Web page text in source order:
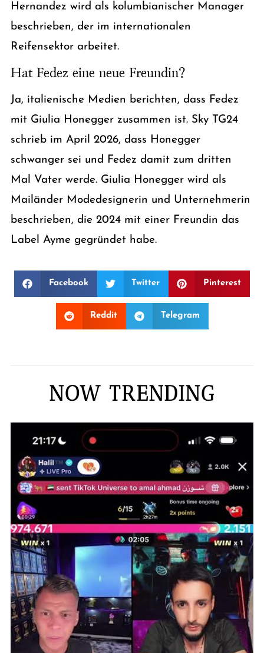
Hernandez wird als kolumbianischer Manager
beschrieben, der im internationalen
Reifensektor arbeitet.
Hat Fedez eine neue Freundin?
Ja, italienische Medien berichten, dass Fedez
mit Giulia Honegger zusammen ist. Sky TG24
schrieb im April 2026, dass Honegger
schwanger sei und Fedez damit zum dritten
Mal Vater werde. Giulia Honegger wird als
Mailänder Modedesignerin und Unternehmerin
beschrieben, die 2024 mit einer Freundin das
Label Ayme gegründet habe.
Facebook Twitter Pinterest
Reddit Telegram
NOW TRENDING